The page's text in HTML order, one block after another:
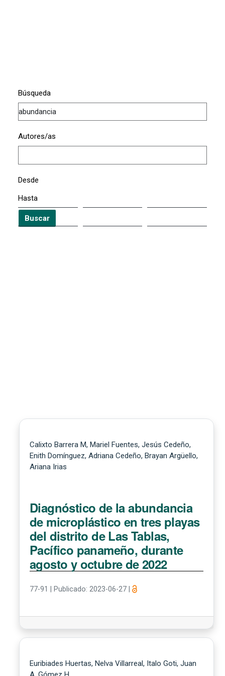
Búsqueda
Autores/as
Desde
Hasta
Buscar
Calixto Barrera M, Mariel Fuentes, Jesús Cedeño,
Enith Domínguez, Adriana Cedeño, Brayan Argüello,
Ariana Irias
Diagnóstico de la abundancia
de microplástico en tres playas
del distrito de Las Tablas,
Pacífico panameño, durante
agosto y octubre de 2022
77-91 Publicado: 2023-06-27
Euribiades Huertas, Nelva Villarreal, Italo Goti, Juan